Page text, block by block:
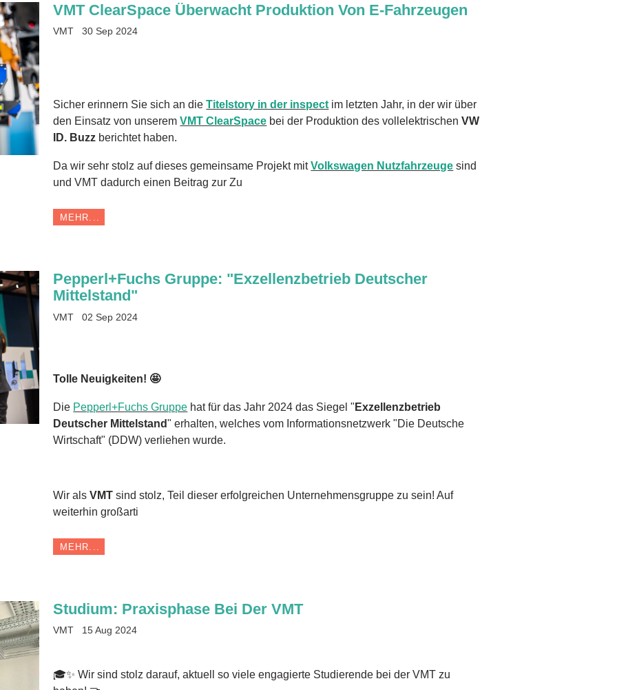
VMT ClearSpace Überwacht Produktion Von E-Fahrzeugen
VMT30 Sep 2024
Sicher erinnern Sie sich an die Titelstory in der inspect im letzten Jahr, in der wir über
den Einsatz von unseremVMT ClearSpace bei der Produktion des vollelektrischenVW
ID. Buzz berichtet haben.
Da wir sehr stolz auf dieses gemeinsame Projekt mitVolkswagen Nutzfahrzeuge sind
und VMT dadurch einen Beitrag zur Zu
MEHR...
Pepperl+Fuchs Gruppe: "Exzellenzbetrieb Deutscher
Mittelstand"
VMT02 Sep 2024
Tolle Neuigkeiten! 🤩
Die Pepperl+Fuchs Gruppe hat für das Jahr 2024 das Siegel " Exzellenzbetrieb
Deutscher Mittelstand" erhalten, welches vom Informationsnetzwerk "Die Deutsche
Wirtschaft" (DDW) verliehen wurde.
Wir alsVMTsind stolz, Teil dieser erfolgreichen Unternehmensgruppe zu sein! Auf
weiterhin großarti
MEHR...
Studium: Praxisphase Bei Der VMT
VMT 15 Aug 2024
🎓✨ Wir sind stolz darauf, aktuell so viele engagierte Studierende bei der VMT zu